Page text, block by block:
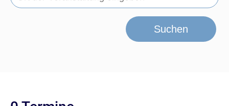
Suchen